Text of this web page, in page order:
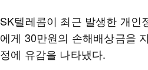
SK텔레콤이 최근 발생한 개인
에게 30만원의 손해배상금을
정에 유감을 나타냈다.